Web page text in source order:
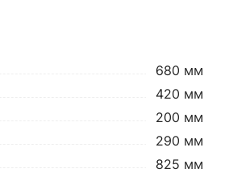
680 мм
420 мм
200 мм
290 мм
825 мм